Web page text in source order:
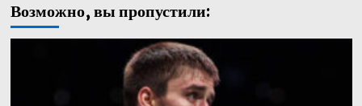
Возможно, вы пропустили: